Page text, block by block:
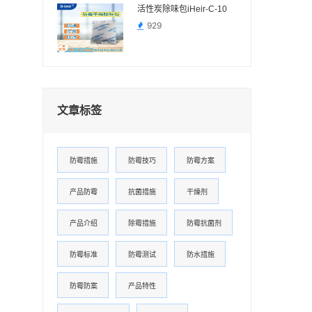
活性炭除味包iHeir-C-10
929
文章标签
防霉措施 防霉技巧 防霉方案
产品防霉 抗菌措施 干燥剂
产品介绍 除霉措施 防霉抗菌剂
防霉标准 防霉测试 防水措施
防霉防案 产品特性